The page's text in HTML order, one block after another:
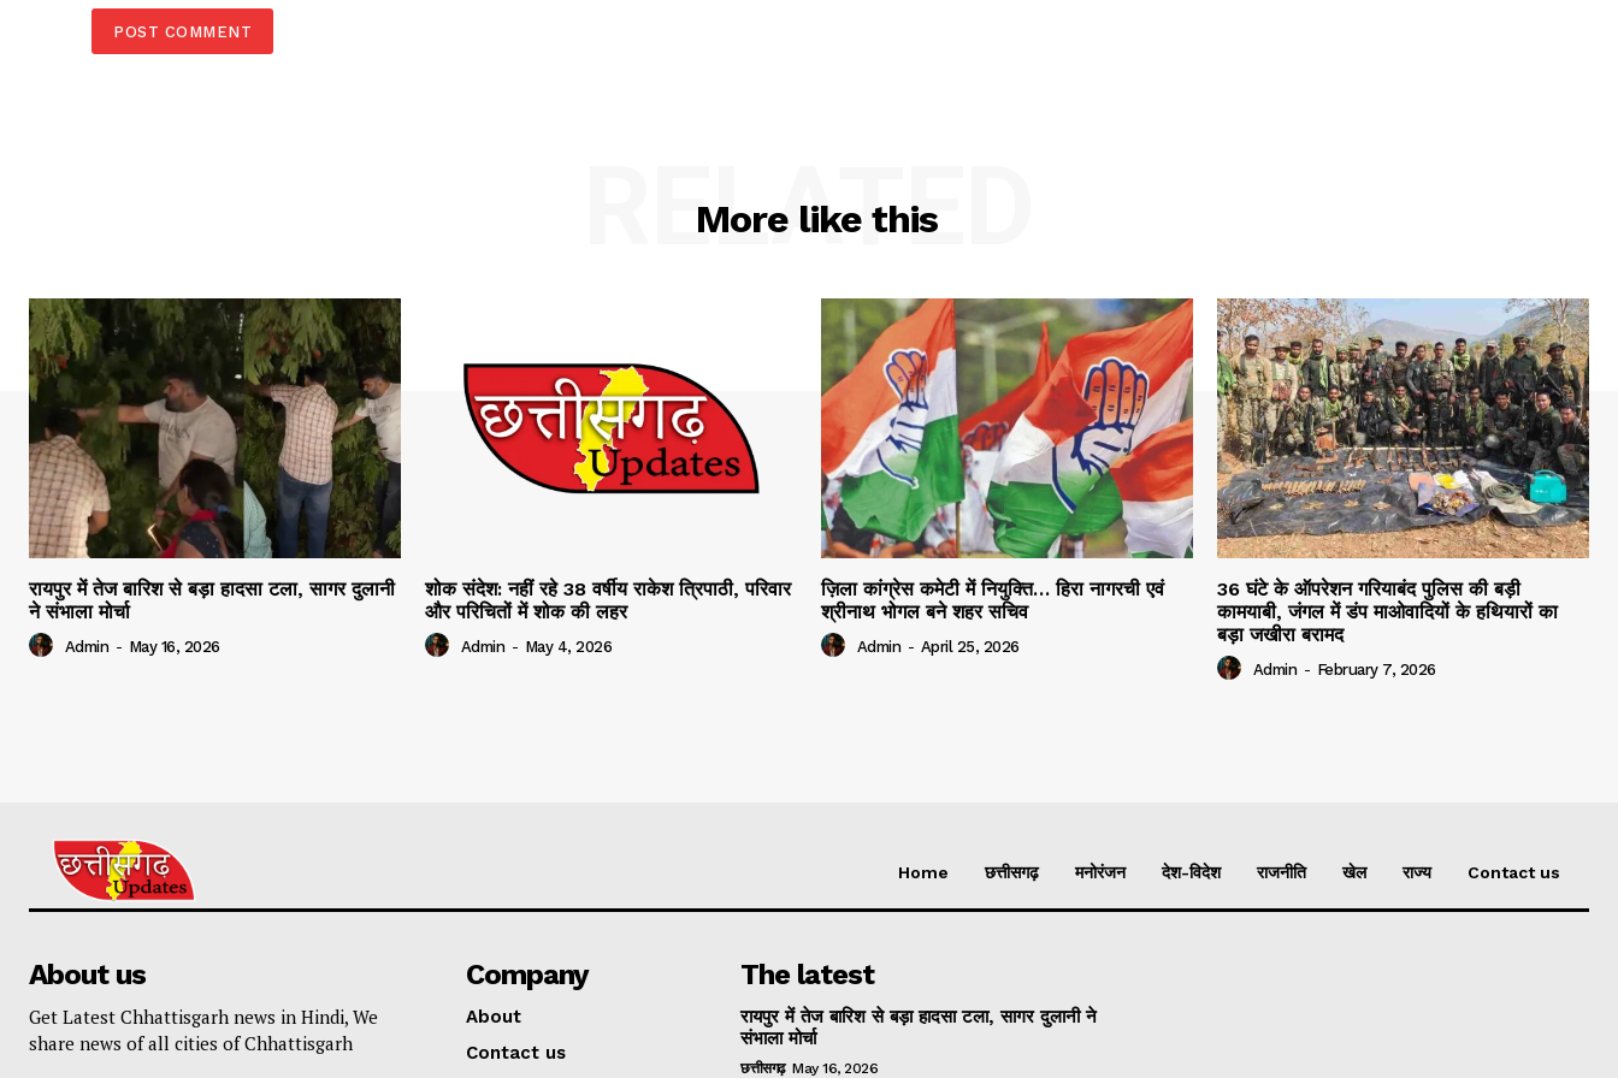
More like this
RELATED
रायपुर में तेज बारिश से बड़ा हादसा टला, सागर दुलानी
ने संभाला मोर्चा
Admin - May 16, 2026
शोक संदेश: नहीं रहे 38 वर्षीय राकेश त्रिपाठी, परिवार
और परिचितों में शोक की लहर
Admin - May 4, 2026
ज़िला कांग्रेस कमेटी में नियुक्ति… हिरा नागरची एवं
श्रीनाथ भोगल बने शहर सचिव
Admin - April 25, 2026
36 घंटे के ऑपरेशन गरियाबंद पुलिस की बड़ी
कामयाबी, जंगल में डंप माओवादियों के हथियारों का
बड़ा जखीरा बरामद
Admin - February 7, 2026
Home छत्तीसगढ़ मनोरंजन देश-विदेश राजनीति खेल राज्य Contact us
About us
Get Latest Chhattisgarh news in Hindi, We
share news of all cities of Chhattisgarh
Company
About
Contact us
The latest
रायपुर में तेज बारिश से बड़ा हादसा टला, सागर दुलानी ने
संभाला मोर्चा
छत्तीसगढ़ May 16, 2026